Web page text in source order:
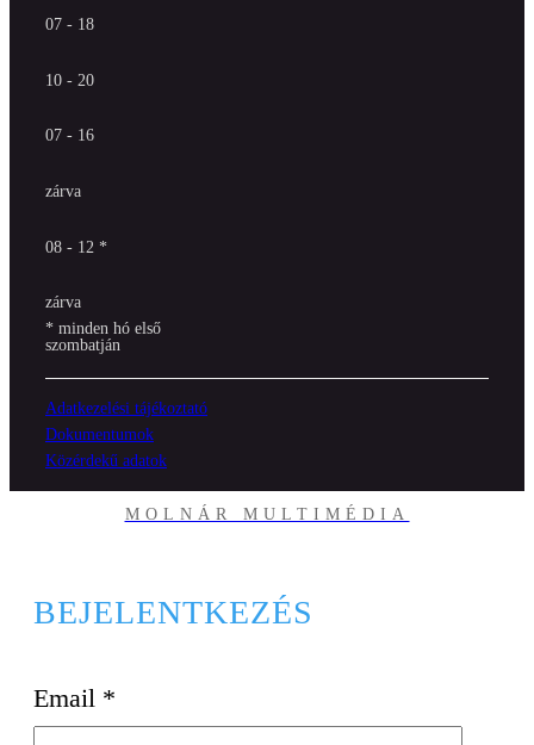
07 - 18
10 - 20
07 - 16
zárva
08 - 12 *
zárva
* minden hó első
szombatján
Adatkezelési tájékoztató
Dokumentumok
Közérdekű adatok
MOLNÁR MULTIMÉDIA
BEJELENTKEZÉS
Email *